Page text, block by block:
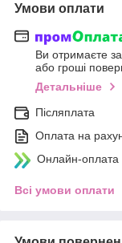
Умови оплати
Ви отримаєте
або гроші
Детальніше
Післяплата
Оплата на
Онлайн-оплата
Всі умови оплати